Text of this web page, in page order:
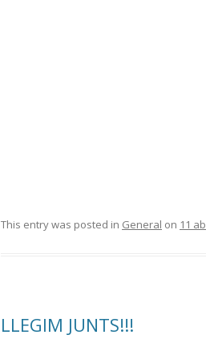
This entry was posted in General on 11
LLEGIM JUNTS!!!